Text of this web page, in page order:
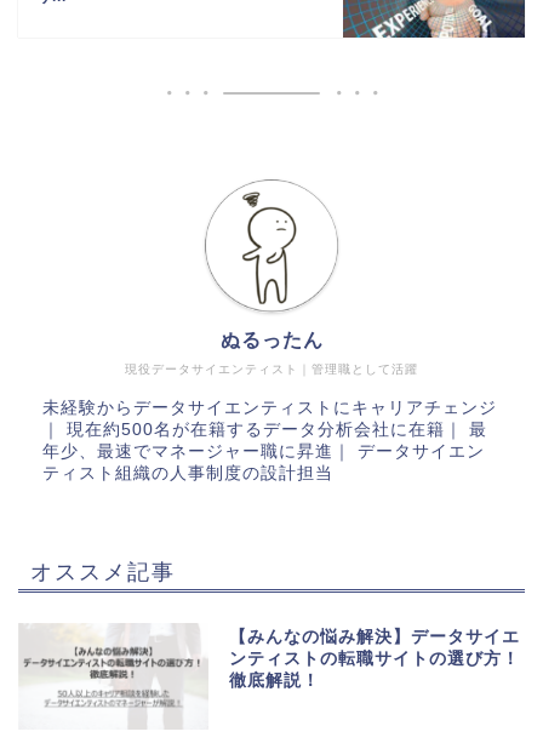
現役データサイエンティスト｜管理職として活躍
ぬるったん
未経験からデータサイエンティストにキャリアチェンジ
｜ 現在約500名が在籍するデータ分析会社に在籍｜ 最
年少、最速でマネージャー職に昇進｜ データサイエン
ティスト組織の人事制度の設計担当
オススメ記事
【みんなの悩み解決】データサイエ
ンティストの転職サイトの選び方！
徹底解説！